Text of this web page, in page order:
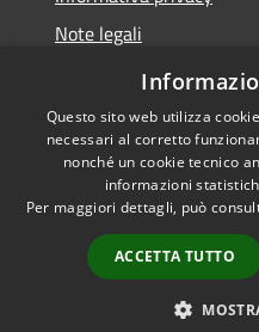
Note legali
Dichiarazione di
Accessibilità
Questo sito web utilizza
necessari al corretto
nonché un cookie tecnico
informazioni
Per maggiori dettagli, può
ACCETTA TUTTO